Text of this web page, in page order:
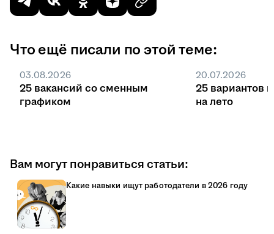
Что ещё писали по этой теме:
03.08.2026
25 вакансий со сменным
графиком
20.07.2026
25 вариантов
на лето
Вам могут понравиться статьи:
Какие навыки ищут работодатели в 2026 году